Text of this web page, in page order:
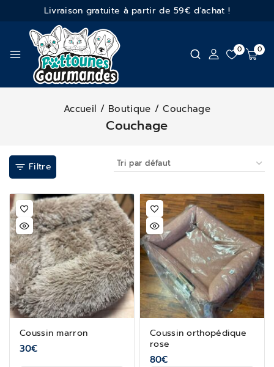
Livraison gratuite à partir de 59€ d'achat !
0 0
Accueil / Boutique / Couchage
Couchage
Filtre
Coussin marron
30€
Coussin orthopédique
rose
80€